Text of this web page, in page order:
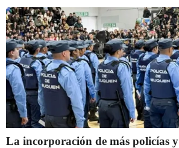
La incorporación de más policías